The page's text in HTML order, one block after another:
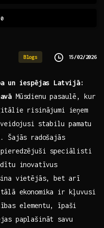
0
Blogs 15/02/2026
⁤un iespējas Latvijā:
Mūsdienu pasaulē,⁢ kur
risinājumi ieņem
⁣stabilu pamatu
radošajās​
speciālisti
inovatīvus
vietējās, bet arī
ekonomika ir kļuvusi⁢
elementu, īpaši
paplašināt savu⁢